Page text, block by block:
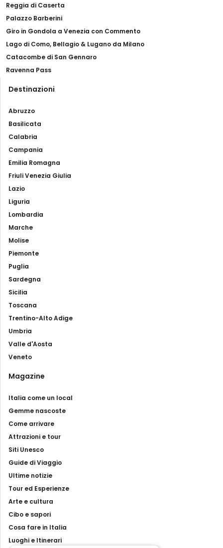
Reggia di Caserta
Palazzo Barberini
Giro in Gondola a Venezia con Commento
Lago di Como, Bellagio & Lugano da Milano
Catacombe di San Gennaro
Ravenna Pass
Destinazioni
Abruzzo
Basilicata
Calabria
Campania
Emilia Romagna
Friuli Venezia Giulia
Lazio
Liguria
Lombardia
Marche
Molise
Piemonte
Puglia
Sardegna
Sicilia
Toscana
Trentino-Alto Adige
Umbria
Valle d'Aosta
Veneto
Magazine
Italia come un local
Gemme nascoste
Come arrivare
Attrazioni e tour
Siti Unesco
Guide di Viaggio
Ultime notizie
Tour ed Esperienze
Arte e cultura
Cibo e sapori
Cosa fare in Italia
Luoghi e Itinerari